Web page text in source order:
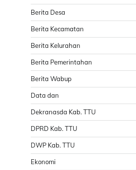
Berita Desa
Berita Kecamatan
Berita Kelurahan
Berita Pemerintahan
Berita Wabup
Data dan
Dekranasda Kab. TTU
DPRD Kab. TTU
DWP Kab. TTU
Ekonomi